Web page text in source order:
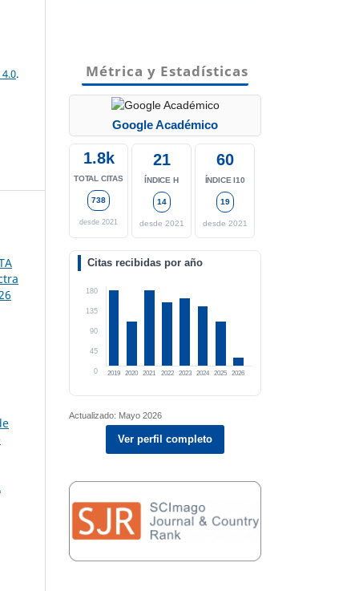
. Métrica y Estadísticas
Google Académico
1.8k
TOTAL CITAS
738
desde 2021
21
ÍNDICE H
14
desde 2021
60
ÍNDICE I10
19
desde 2021
Citas recibidas por año
180
135
90
45
0 2019 2020 2021 2022 2023 2024 2025 2026
Actualizado: Mayo 2026
Ver perfil completo